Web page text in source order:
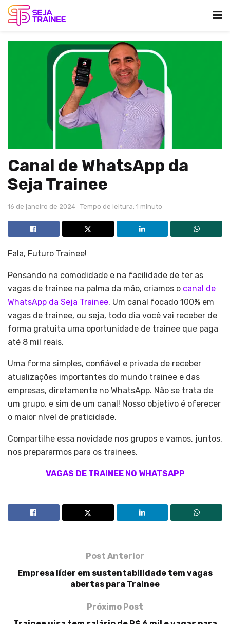
Canal de WhatsApp da
Seja Trainee
16 de janeiro de 2024 Tempo de leitura: 1 minuto
Fala, Futuro Trainee!
Pensando na comodidade e na facilidade de ter as
vagas de trainee na palma da mão, criamos o canal de
WhatsApp da Seja Trainee. Um canal focado 100% em
vagas de trainee, ou seja, todo dia você vai receber de
forma gratuita uma oportunidade de trainee que paga
até 8 mil reais.
Uma forma simples, confiável e privada de receber
atualizações importantes do mundo trainee e das
empresas, diretamente no WhatsApp. Não se trata de
um grupo, e sim de um canal! Nosso objetivo é oferecer
o maior nível de praticidade.
Compartilhe essa novidade nos grupos e vamos, juntos,
nos prepararmos para os trainees.
VAGAS DE TRAINEE NO WHATSAPP
Post Anterior
Empresa líder em sustentabilidade tem vagas
abertas para Trainee
Próximo Post